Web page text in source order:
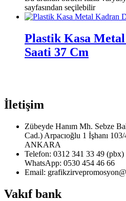
sayfasından seçilebilir
Plastik Kasa
Saati 37 Cm
İletişim
Zübeyde Hanım Mh. Sebze
Cad.) Arpacıoğlu 1 İşhanı
ANKARA
Telefon: 0312 341 33 49 (pbx)
WhatsApp: 0530 454 46 66
Email:
Vakıf bank